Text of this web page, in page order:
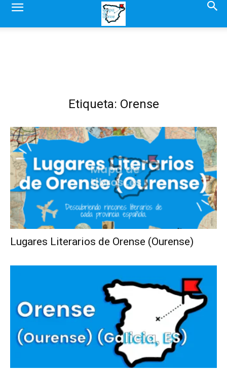
Etiqueta: Orense
Lugares Literarios de Orense (Ourense)